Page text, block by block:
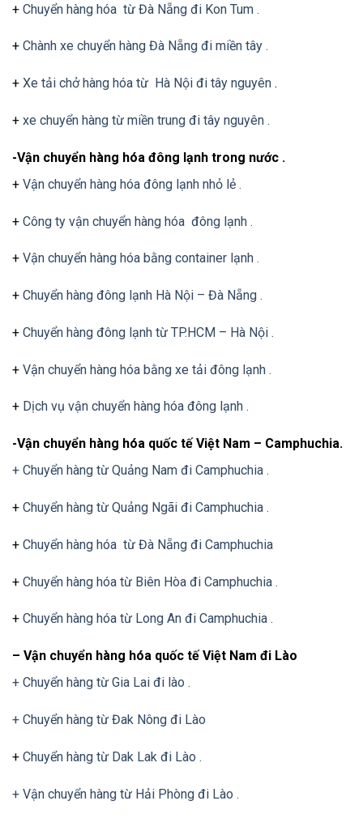
+ Chuyển hàng hóa từ Đà Nẵng đi Kon Tum .
+ Chành xe chuyển hàng Đà Nẵng đi miền tây .
+ Xe tải chở hàng hóa từ Hà Nội đi tây nguyên .
+ xe chuyển hàng từ miền trung đi tây nguyên .
-Vận chuyển hàng hóa đông lạnh trong nước .
+ Vận chuyển hàng hóa đông lạnh nhỏ lẻ .
+ Công ty vận chuyển hàng hóa đông lạnh .
+ Vận chuyển hàng hóa bằng container lạnh .
+ Chuyển hàng đông lạnh Hà Nội – Đà Nẵng .
+ Chuyển hàng đông lạnh từ TP.HCM – Hà Nội .
+ Vận chuyển hàng hóa bằng xe tải đông lạnh .
+ Dịch vụ vận chuyển hàng hóa đông lạnh .
-Vận chuyển hàng hóa quốc tế Việt Nam – Camphuchia.
+ Chuyển hàng từ Quảng Nam đi Camphuchia .
+ Chuyển hàng từ Quảng Ngãi đi Camphuchia .
+ Chuyển hàng hóa từ Đà Nẵng đi Camphuchia
+ Chuyển hàng hóa từ Biên Hòa đi Camphuchia .
+ Chuyển hàng hóa từ Long An đi Camphuchia .
– Vận chuyển hàng hóa quốc tế Việt Nam đi Lào
+ Chuyển hàng từ Gia Lai đi lào .
+ Chuyển hàng từ Đak Nông đi Lào
+ Chuyển hàng từ Dak Lak đi Lào .
+ Vận chuyển hàng từ Hải Phòng đi Lào .